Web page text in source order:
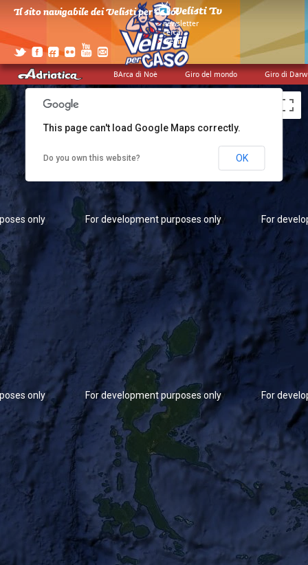
BArca di Noè Giro del mondo Giro di
Il sito navigabile dei Velisti per Caso!
> newsletter
> cerca
> credits
For development purposes only For
only
only For development purposes only For
only For
For development purposes only
This page can't load Google Maps correctly.
Do you own this website? OK